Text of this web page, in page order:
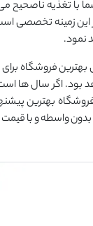
با تغذیه ناصحیح
زمینه تخصصی است.
نمود.
بهترین فروشگاه
بود. اگر سال ها
بهترین
واسطه و با قیمت